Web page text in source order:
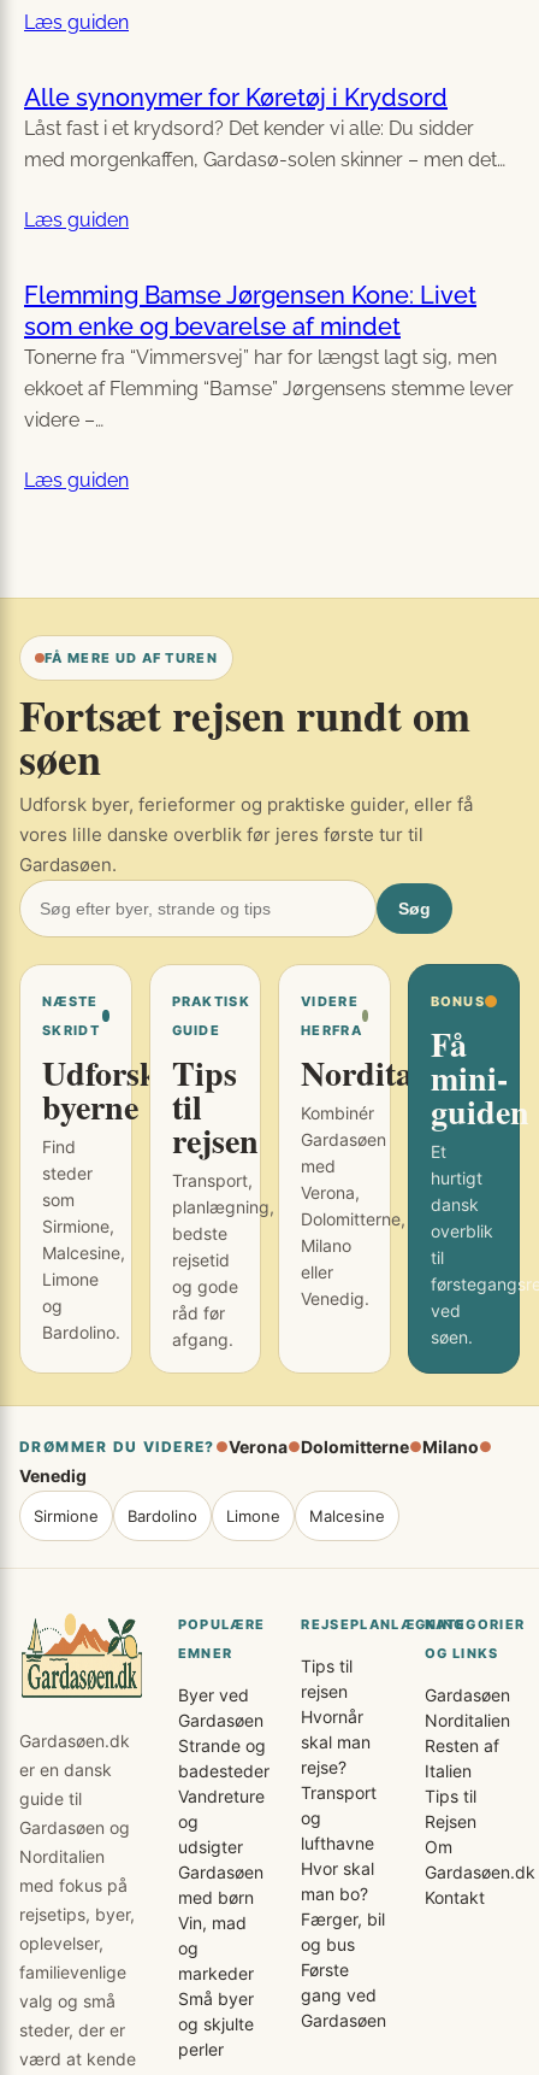
Læs guiden
Alle synonymer for Køretøj i Krydsord
Låst fast i et krydsord? Det kender vi alle: Du sidder
med morgenkaffen, Gardasø-solen skinner – men det…
Læs guiden
Flemming Bamse Jørgensen Kone: Livet
som enke og bevarelse af mindet
Tonerne fra “Vimmersvej” har for længst lagt sig, men
ekkoet af Flemming “Bamse” Jørgensens stemme lever
videre –…
Læs guiden
FÅ MERE UD AF TUREN
Fortsæt rejsen rundt om
søen
Udforsk byer, ferieformer og praktiske guider, eller få
vores lille danske overblik før jeres første tur til
Gardasøen.
Søg
NÆSTE
SKRIDT
Udforsk
byerne
Find
steder
som
Sirmione,
Malcesine,
Limone
og
Bardolino.
PRAKTISK
GUIDE
Tips
til
rejsen
Transport,
planlægning,
bedste
rejsetid
og gode
råd før
afgang.
VIDERE
HERFRA
Norditalien
Kombinér
Gardasøen
med
Verona,
Dolomitterne,
Milano
eller
Venedig.
BONUS
Få
mini-
guiden
Et
hurtigt
dansk
overblik
til
ved
søen.
DRØMMER DU VIDERE? ●Verona●Dolomitterne●Milano●
Venedig
Sirmione Bardolino Limone Malcesine
Gardasøen.dk
er en dansk
guide til
Gardasøen og
Norditalien
med fokus på
rejsetips, byer,
oplevelser,
familievenlige
valg og små
steder, der er
værd at kende
POPULÆRE
EMNER
Byer ved
Gardasøen
Strande og
badesteder
Vandreture
og
udsigter
Gardasøen
med børn
Vin, mad
og
markeder
Små byer
og skjulte
perler
REJSEPLANLÆGNING
Tips til
rejsen
Hvornår
skal man
rejse?
Transport
og
lufthavne
Hvor skal
man bo?
Færger, bil
og bus
Første
gang ved
Gardasøen
KATEGORIER
OG LINKS
Gardasøen
Norditalien
Resten af
Italien
Tips til
Rejsen
Om
Gardasøen.dk
Kontakt